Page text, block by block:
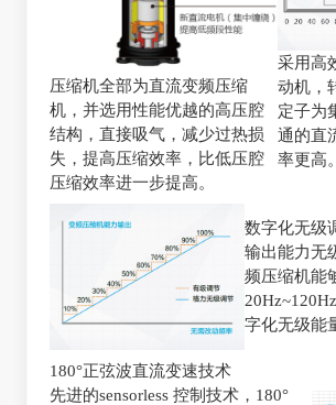
压缩机全部为直流变频压缩
机，并选用性能优越的高压腔
结构，直接吸气，减少过热损
失，提高压缩效率，比低压腔
压缩效率进一步提高。
采用高
动机，
定子为
通的直
率更高。
数字化无级
输出能力无
频压缩机能
字化无级能
180°正弦波直流变速技术
先进的sensorless 控制技术，180°